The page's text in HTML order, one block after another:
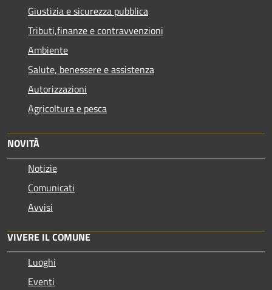
Giustizia e sicurezza pubblica
Tributi,finanze e contravvenzioni
Ambiente
Salute, benessere e assistenza
Autorizzazioni
Agricoltura e pesca
NOVITÀ
Notizie
Comunicati
Avvisi
VIVERE IL COMUNE
Luoghi
Eventi